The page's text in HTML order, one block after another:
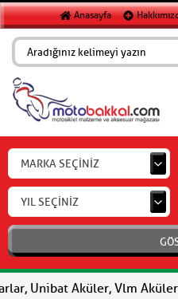
Anasayfa
MARKA SEÇİNİZ
YIL SEÇİNİZ
Unibat Aküler, Vlm Aküler,